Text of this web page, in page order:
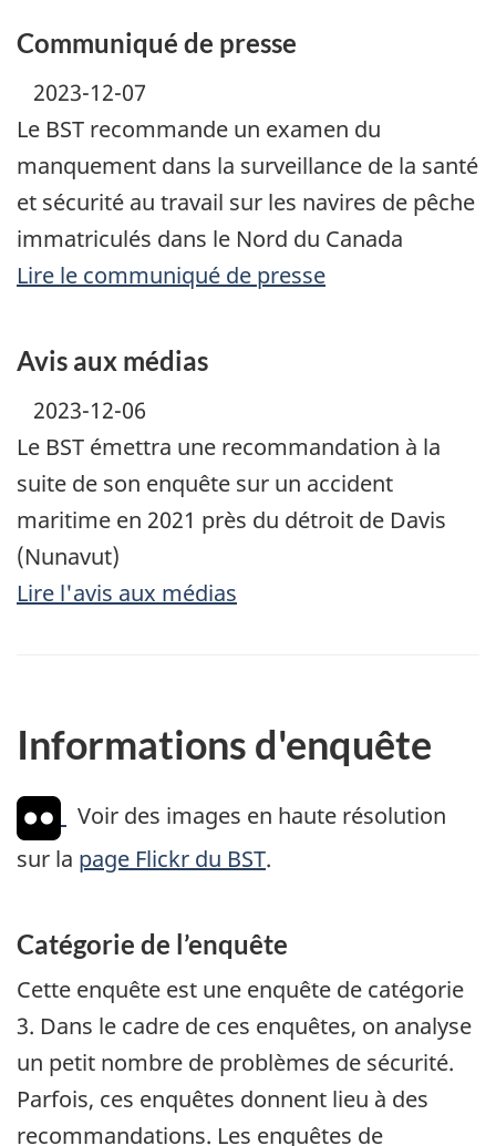
Communiqué de presse
2023-12-07
Le BST recommande un examen du
manquement dans la surveillance de la santé
et sécurité au travail sur les navires de pêche
immatriculés dans le Nord du Canada
Lire le communiqué de presse
Avis aux médias
2023-12-06
Le BST émettra une recommandation à la
suite de son enquête sur un accident
maritime en 2021 près du détroit de Davis
(Nunavut)
Lire l'avis aux médias
Informations d'enquête
Voir des images en haute résolution
sur la page Flickr du BST.
Catégorie de l’enquête
Cette enquête est une enquête de catégorie
3. Dans le cadre de ces enquêtes, on analyse
un petit nombre de problèmes de sécurité.
Parfois, ces enquêtes donnent lieu à des
recommandations. Les enquêtes de